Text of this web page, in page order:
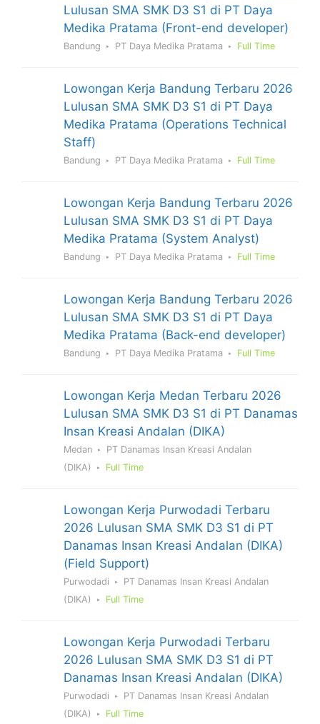
Lulusan SMA SMK D3 S1 di PT Daya
Medika Pratama (Front-end developer)
Bandung PT Daya Medika Pratama Full Time
Lowongan Kerja Bandung Terbaru 2026
Lulusan SMA SMK D3 S1 di PT Daya
Medika Pratama (Operations Technical
Staff)
Bandung PT Daya Medika Pratama Full Time
Lowongan Kerja Bandung Terbaru 2026
Lulusan SMA SMK D3 S1 di PT Daya
Medika Pratama (System Analyst)
Bandung PT Daya Medika Pratama Full Time
Lowongan Kerja Bandung Terbaru 2026
Lulusan SMA SMK D3 S1 di PT Daya
Medika Pratama (Back-end developer)
Bandung PT Daya Medika Pratama Full Time
Lowongan Kerja Medan Terbaru 2026
Lulusan SMA SMK D3 S1 di PT Danamas
Insan Kreasi Andalan (DIKA)
Medan
PT Danamas Insan Kreasi Andalan
(DIKA)
Full Time
Lowongan Kerja Purwodadi Terbaru
2026 Lulusan SMA SMK D3 S1 di PT
Danamas Insan Kreasi Andalan (DIKA)
(Field Support)
Purwodadi
PT Danamas Insan Kreasi Andalan
(DIKA)
Full Time
Lowongan Kerja Purwodadi Terbaru
2026 Lulusan SMA SMK D3 S1 di PT
Danamas Insan Kreasi Andalan (DIKA)
Purwodadi
PT Danamas Insan Kreasi Andalan
(DIKA)
Full Time